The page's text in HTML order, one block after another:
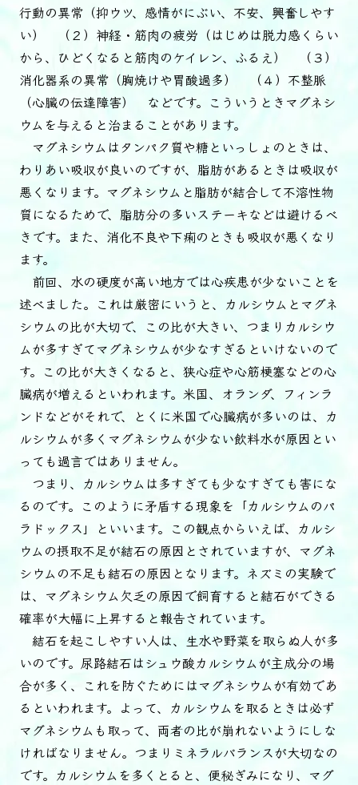
行動の異常（抑ウツ、感情がにぶい、不安、興奮しやす
い） （２）神経・筋肉の疲労（はじめは脱力感くらい
から、ひどくなると筋肉のケイレン、ふるえ） （３）
消化器系の異常（胸焼けや胃酸過多） （４）不整脈
（心臓の伝達障害） などです。こういうときマグネシ
ウムを与えると治まることがあります。
マグネシウムはタンパク質や糖といっしょのときは、
わりあい吸収が良いのですが、脂肪があるときは吸収が
悪くなります。マグネシウムと脂肪が結合して不溶性物
質になるためで、脂肪分の多いステーキなどは避けるべ
きです。また、消化不良や下痢のときも吸収が悪くなり
ます。
前回、水の硬度が高い地方では心疾患が少ないことを
述べました。これは厳密にいうと、カルシウムとマグネ
シウムの比が大切で、この比が大きい、つまりカルシウ
ムが多すぎてマグネシウムが少なすぎるといけないので
す。この比が大きくなると、狭心症や心筋梗塞などの心
臓病が増えるといわれます。米国、オランダ、フィンラ
ンドなどがそれで、とくに米国で心臓病が多いのは、カ
ルシウムが多くマグネシウムが少ない飲料水が原因とい
っても過言ではありません。
つまり、カルシウムは多すぎても少なすぎても害にな
るのです。このように矛盾する現象を「カルシウムのパ
ラドックス」といいます。この観点からいえば、カルシ
ウムの摂取不足が結石の原因とされていますが、マグネ
シウムの不足も結石の原因となります。ネズミの実験で
は、マグネシウム欠乏の原因で飼育すると結石ができる
確率が大幅に上昇すると報告されています。
結石を起こしやすい人は、生水や野菜を取らぬ人が多
いのです。尿路結石はシュウ酸カルシウムが主成分の場
合が多く、これを防ぐためにはマグネシウムが有効であ
るといわれます。よって、カルシウムを取るときは必ず
マグネシウムも取って、両者の比が崩れないようにしな
ければなりません。つまりミネラルバランスが大切なの
です。カルシウムを多くとると、便秘ぎみになり、マグ